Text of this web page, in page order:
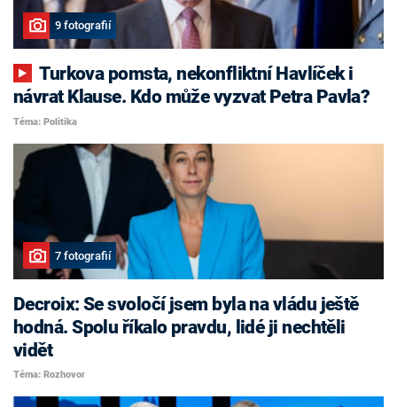
9 fotografií
Turkova pomsta, nekonfliktní Havlíček i
návrat Klause. Kdo může vyzvat Petra Pavla?
Téma: Politika
7 fotografií
Decroix: Se svoločí jsem byla na vládu ještě
hodná. Spolu říkalo pravdu, lidé ji nechtěli
vidět
Téma: Rozhovor